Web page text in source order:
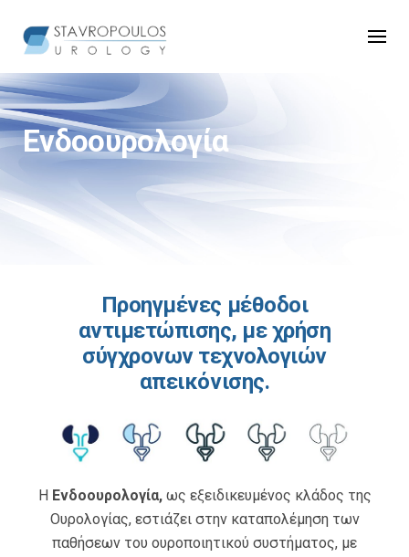
content
Ενδοουρολογία
Προηγμένες μέθοδοι
αντιμετώπισης, με χρήση
σύγχρονων τεχνολογιών
απεικόνισης.
Η Ενδοουρολογία,ως εξειδικευμένος κλάδος της
Ουρολογίας, εστιάζει στην καταπολέμηση των
παθήσεων του ουροποιητικού συστήματος, με